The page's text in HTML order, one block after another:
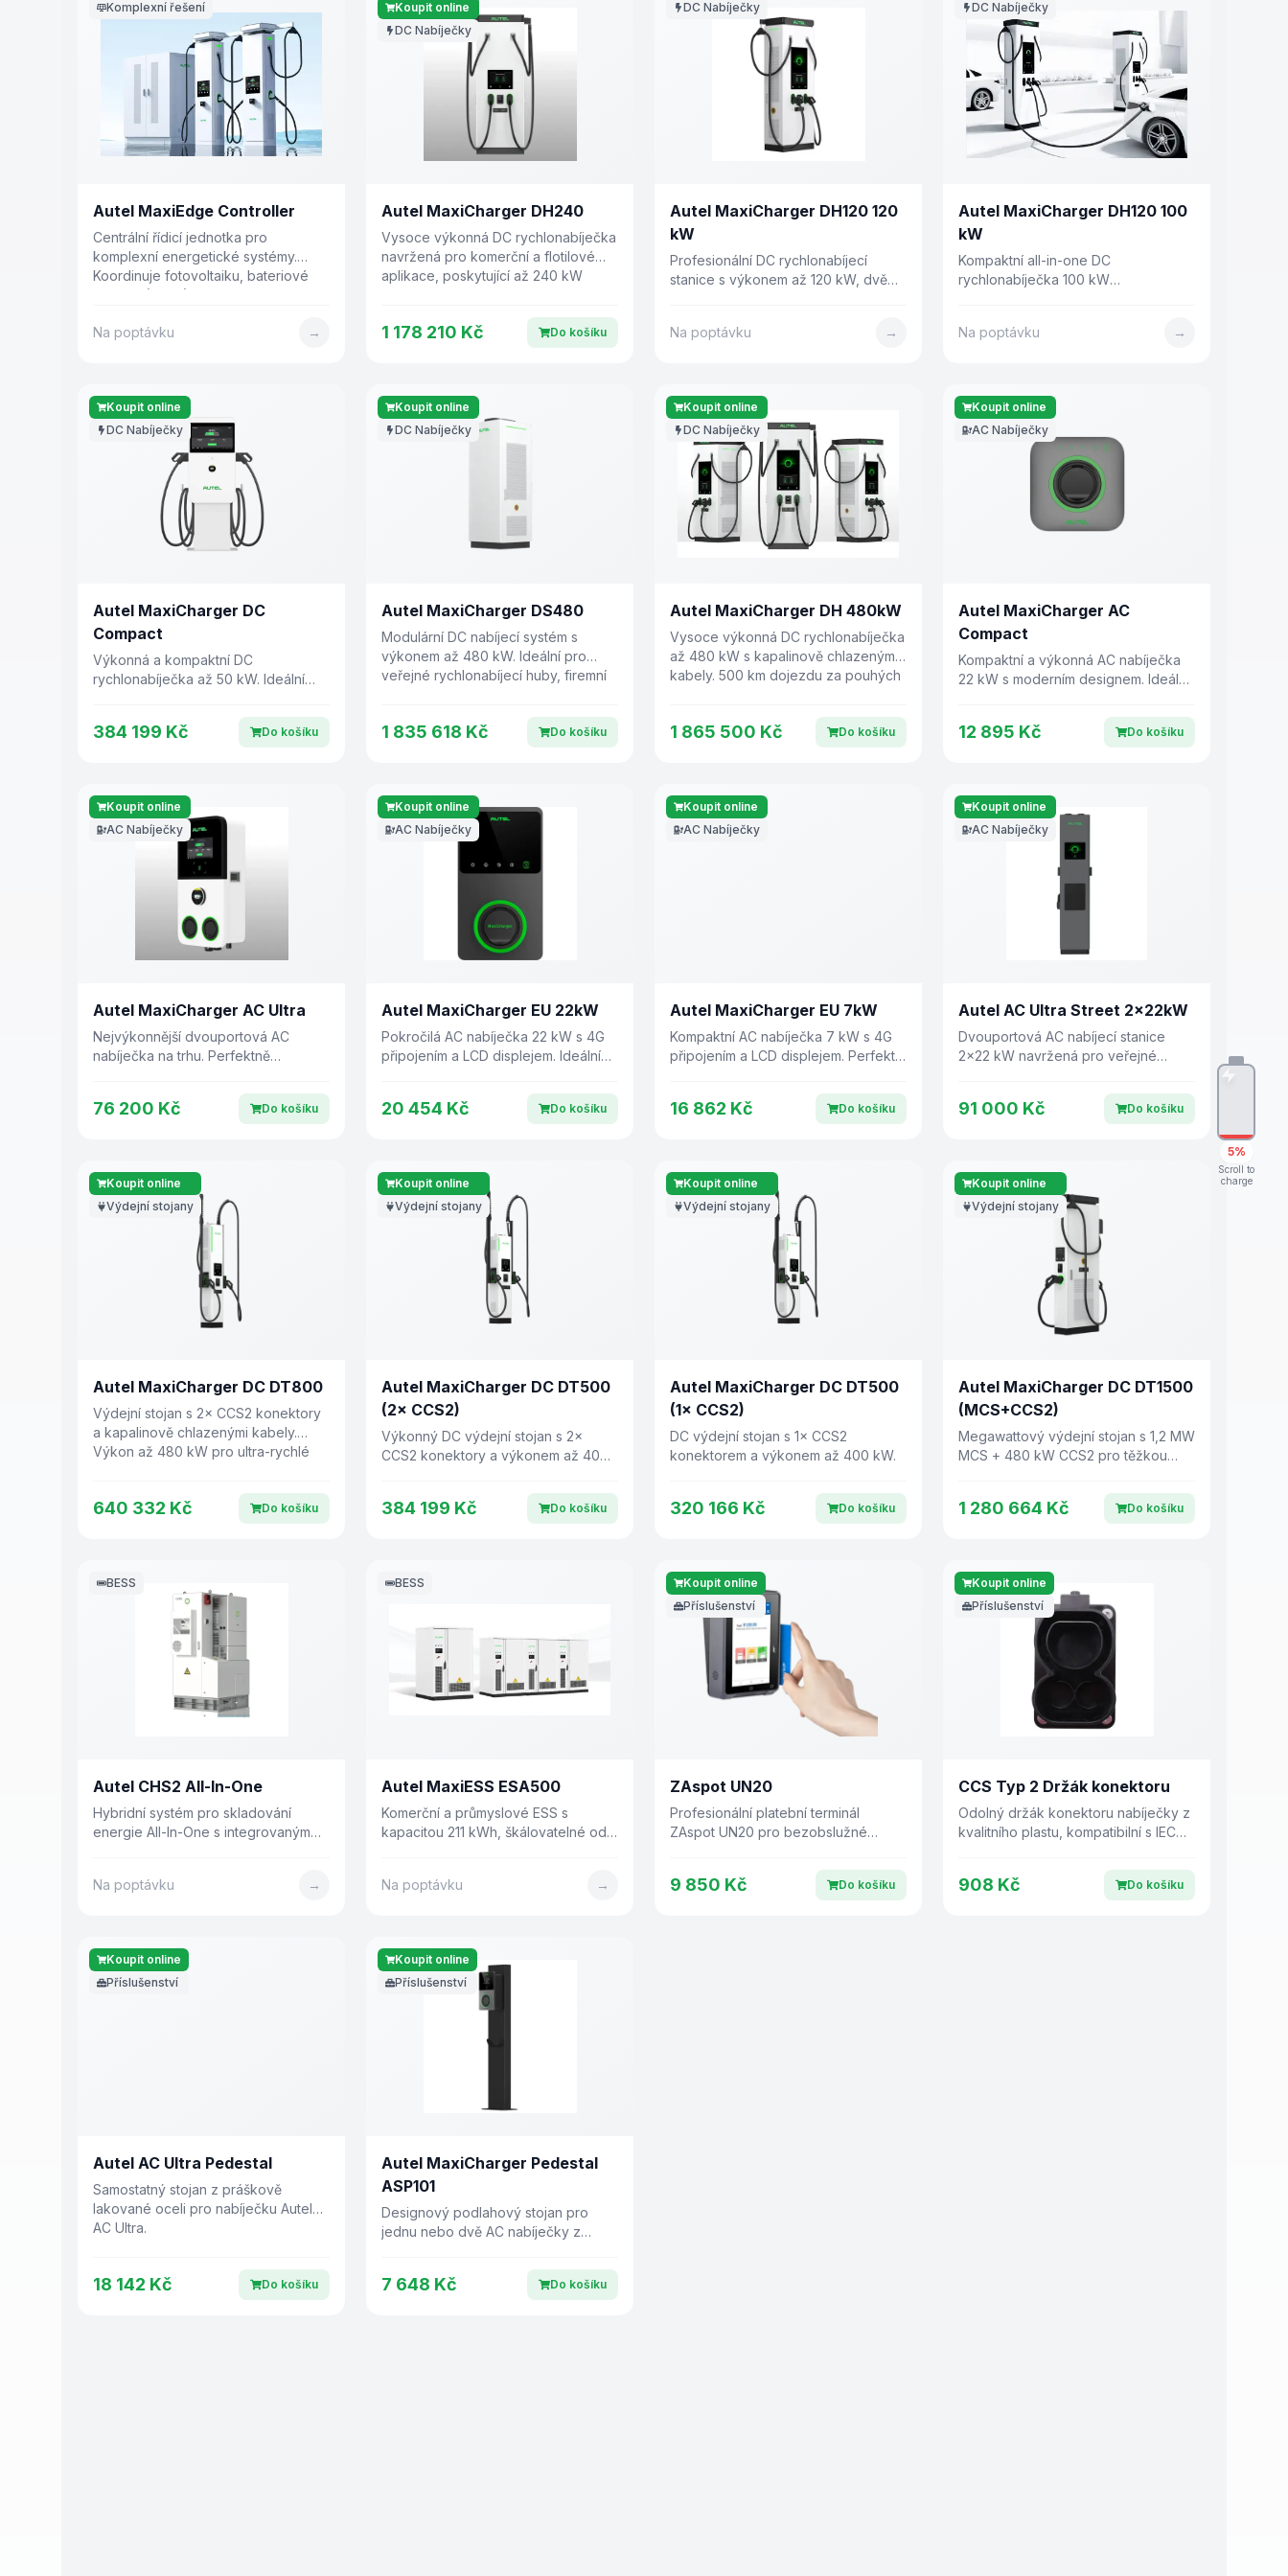
5%
Scroll to
charge
Komplexní řešení
Autel MaxiEdge Controller
Centrální řídicí jednotka pro
komplexní energetické systémy.
Koordinuje fotovoltaiku, bateriové
úložiště (BESS), měniče a nabíječky
Na poptávku
→
Koupit online
DC Nabíječky
Autel MaxiCharger DH240
Vysoce výkonná DC rychlonabíječka
navržená pro komerční a flotilové
aplikace, poskytující až 240 kW
1 178 210 Kč Do košíku
DC Nabíječky
Autel MaxiCharger DH120 120
kW
Profesionální DC rychlonabíjecí
stanice s výkonem až 120 kW, dvěma
Na poptávku
→
DC Nabíječky
Autel MaxiCharger DH120 100
kW
Kompaktní all-in-one DC
rychlonabíječka 100 kW
Hloubka pouhých 250 mm.
Na poptávku →
Koupit online
DC Nabíječky
Autel MaxiCharger DC
Compact
Výkonná a kompaktní DC
rychlonabíječka až 50 kW. Ideální
384 199 Kč Do košíku
Koupit online
DC Nabíječky
Autel MaxiCharger DS480
Modulární DC nabíjecí systém s
výkonem až 480 kW. Ideální pro
veřejné rychlonabíjecí huby, firemní
1 835 618 Kč Do košíku
Koupit online
DC Nabíječky
Autel MaxiCharger DH 480kW
Vysoce výkonná DC rychlonabíječka
až 480 kW s kapalinově chlazenými
kabely. 500 km dojezdu za pouhých
1 865 500 Kč Do košíku
Koupit online
AC Nabíječky
Autel MaxiCharger AC
Compact
Kompaktní a výkonná AC nabíječka
22 kW s moderním designem. Ideální
12 895 Kč Do košíku
Koupit online
AC Nabíječky
Autel MaxiCharger AC Ultra
Nejvýkonnější dvouportová AC
nabíječka na trhu. Perfektně
pro aplikace s omezeným prostorem.
76 200 Kč Do košíku
Koupit online
AC Nabíječky
Autel MaxiCharger EU 22kW
Pokročilá AC nabíječka 22 kW s 4G
připojením a LCD displejem. Ideální
20 454 Kč Do košíku
Koupit online
AC Nabíječky
Autel MaxiCharger EU 7kW
Kompaktní AC nabíječka 7 kW s 4G
připojením a LCD displejem. Perfektní
16 862 Kč Do košíku
Koupit online
AC Nabíječky
Autel AC Ultra Street 2×22kW
Dvouportová AC nabíjecí stanice
2×22 kW navržená pro veřejné
91 000 Kč Do košíku
Koupit online
Výdejní stojany
Autel MaxiCharger DC DT800
Výdejní stojan s 2× CCS2 konektory
a kapalinově chlazenými kabely.
Výkon až 480 kW pro ultra-rychlé
640 332 Kč Do košíku
Koupit online
Výdejní stojany
Autel MaxiCharger DC DT500
(2× CCS2)
Výkonný DC výdejní stojan s 2×
CCS2 konektory a výkonem až 400
384 199 Kč Do košíku
Koupit online
Výdejní stojany
Autel MaxiCharger DC DT500
(1× CCS2)
DC výdejní stojan s 1× CCS2
konektorem a výkonem až 400 kW.
320 166 Kč Do košíku
Koupit online
Výdejní stojany
Autel MaxiCharger DC DT1500
(MCS+CCS2)
Megawattový výdejní stojan s 1,2 MW
MCS + 480 kW CCS2 pro těžkou
1 280 664 Kč Do košíku
BESS
Autel CHS2 All-In-One
Hybridní systém pro skladování
energie All-In-One s integrovaným
výroby.
Na poptávku →
BESS
Autel MaxiESS ESA500
Komerční a průmyslové ESS s
kapacitou 211 kWh, škálovatelné od
Na poptávku
→
Koupit online
Příslušenství
ZAspot UN20
Profesionální platební terminál
ZAspot UN20 pro bezobslužné
ochranou. Pracuje s backendem
ZAspot.cz, peníze chodí přímo
9 850 Kč Do košíku
Koupit online
Příslušenství
CCS Typ 2 Držák konektoru
Odolný držák konektoru nabíječky z
kvalitního plastu, kompatibilní s IEC
908 Kč Do košíku
Koupit online
Příslušenství
Autel AC Ultra Pedestal
Samostatný stojan z práškově
lakované oceli pro nabíječku Autel
AC Ultra.
18 142 Kč Do košíku
Koupit online
Příslušenství
Autel MaxiCharger Pedestal
ASP101
Designový podlahový stojan pro
jednu nebo dvě AC nabíječky z
7 648 Kč Do košíku